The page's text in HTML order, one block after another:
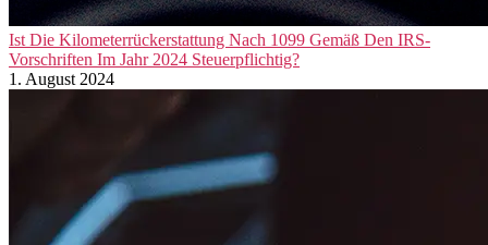
Ist Die Kilometerrückerstattung Nach 1099 Gemäß Den IRS-
Vorschriften Im Jahr 2024 Steuerpflichtig?
1. August 2024